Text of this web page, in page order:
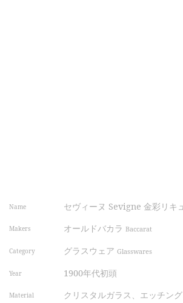
Name セヴィーヌ Sevigne 金彩リキ
Makers オールドバカラ Baccarat
Category グラスウェア Glasswares
Year 1900年代初頭
Material
クリスタルガラス、エッチン